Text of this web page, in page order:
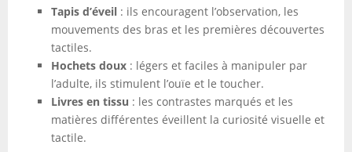
Tapis d’éveil : ils encouragent l’observation, les
mouvements des bras et les premières découvertes
tactiles.
Hochets doux : légers et faciles à manipuler par
l’adulte, ils stimulent l’ouïe et le toucher.
Livres en tissu : les contrastes marqués et les
matières différentes éveillent la curiosité visuelle et
tactile.